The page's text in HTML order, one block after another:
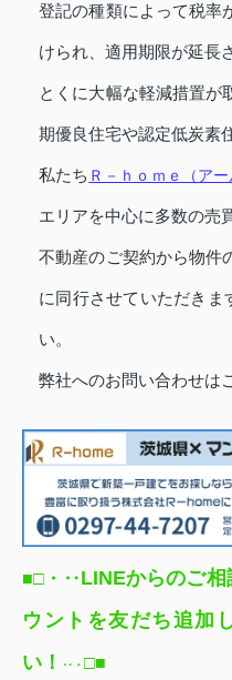
登記の種類によって税率
けられ、適用期限が延長
とくに大幅な軽減措置が
期優良住宅や認定低炭素
私たち Ｒ－ｈｏｍｅ（アー
エリアを中心に多数の売
不動産のご契約から物件
に同行させていただきま
い。
弊社へのお問い合わせは
■□ ・‥LINEからのご
ウントを友だち追加
い ！ ‥ ・ □■